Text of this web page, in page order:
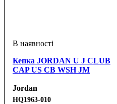
Кепка JORDAN U J CLUB
CAP US CB WSH JM
Jordan
HQ1963-010